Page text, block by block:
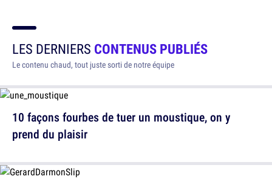
LES DERNIERS CONTENUS PUBLIÉS
Le contenu chaud, tout juste sorti de notre équipe
10 façons fourbes de tuer un moustique, on y
prend du plaisir